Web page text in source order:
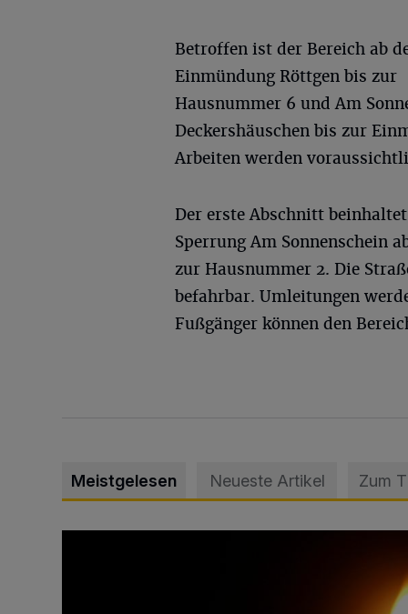
Betroffen ist der Bereich ab
Einmündung Röttgen bis zur
Hausnummer 6 und Am
Deckershäuschen bis zur
Arbeiten werden
Der erste Abschnitt
Sperrung Am Sonnenschein
zur Hausnummer 2. Die
befahrbar. Umleitungen
Fußgänger können den
Meistgelesen Neueste Artikel Zum